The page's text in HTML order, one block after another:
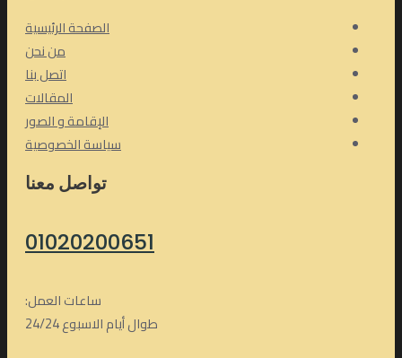
الصفحة الرئيسية
من نحن
اتصل بنا
المقالات
الإقامة و الصور
سياسة الخصوصية
تواصل معنا
01020200651
ساعات العمل:
طوال أيام الاسبوع 24/24